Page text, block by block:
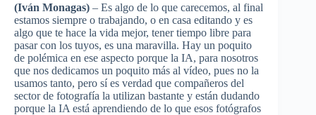
(Iván Monagas) – Es algo de lo que carecemos, al final
estamos siempre o trabajando, o en casa editando y es
algo que te hace la vida mejor, tener tiempo libre para
pasar con los tuyos, es una maravilla. Hay un poquito
de polémica en ese aspecto porque la IA, para nosotros
que nos dedicamos un poquito más al vídeo, pues no la
usamos tanto, pero sí es verdad que compañeros del
sector de fotografía la utilizan bastante y están dudando
porque la IA está aprendiendo de lo que esos fotógrafos